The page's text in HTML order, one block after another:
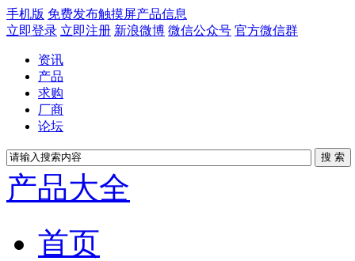
手机版 免费发布触摸屏产品信息
立即登录 立即注册 新浪微博 微信公众号 官方微信群
资讯
产品
求购
厂商
论坛
产品大全
首页